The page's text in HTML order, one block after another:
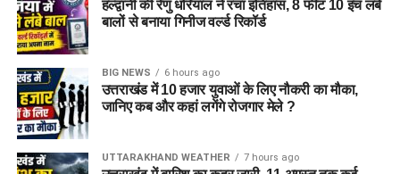
हल्द्वानी की रेणु धरियाल ने रचा इतिहास, 8 फीट 10 इंच लंबे
बालों से बनाया गिनीज वर्ल्ड रिकॉर्ड
BIG NEWS 6 hours ago
उत्तराखंड में 10 हजार युवाओं के लिए नौकरी का मौका,
जानिए कब और कहां लगेंगे रोजगार मेले ?
UTTARAKHAND WEATHER 7 hours ago